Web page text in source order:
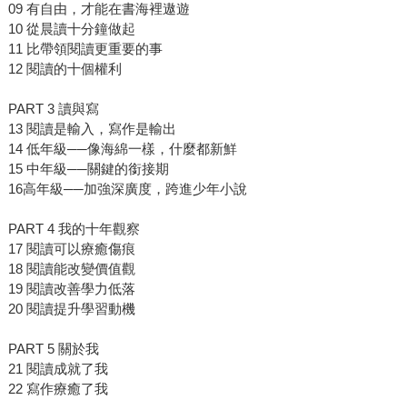
09 有自由，才能在書海裡遨遊
10 從晨讀十分鐘做起
11 比帶領閱讀更重要的事
12 閱讀的十個權利
PART 3 讀與寫
13 閱讀是輸入，寫作是輸出
14 低年級──像海綿一樣，什麼都新鮮
15 中年級──關鍵的銜接期
16高年級──加強深廣度，跨進少年小說
PART 4 我的十年觀察
17 閱讀可以療癒傷痕
18 閱讀能改變價值觀
19 閱讀改善學力低落
20 閱讀提升學習動機
PART 5 關於我
21 閱讀成就了我
22 寫作療癒了我